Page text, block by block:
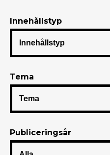
Innehållstyp
Tema
Publiceringsår